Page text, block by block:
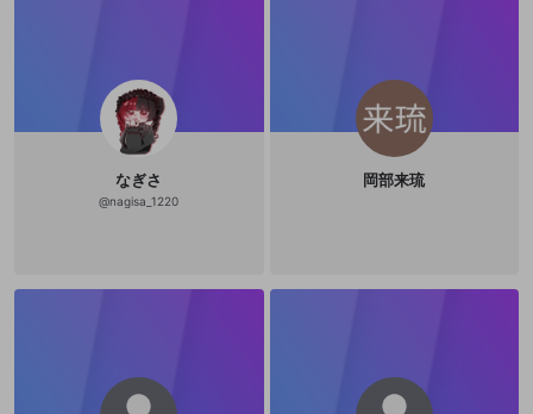
なぎさ
@nagisa_1220
岡部来琉